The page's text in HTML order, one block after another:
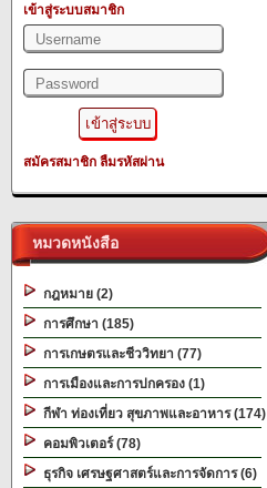
เข้าสู่ระบบสมาชิก
สมัครสมาชิก ลืมรหัสผ่าน
หมวดหนังสือ
กฎหมาย (2)
การศึกษา (185)
การเกษตรและชีววิทยา (77)
การเมืองและการปกครอง (1)
กีฬา ท่องเที่ยว สุขภาพและอาหาร (174)
คอมพิวเตอร์ (78)
ธุรกิจ เศรษฐศาสตร์และการจัดการ (6)